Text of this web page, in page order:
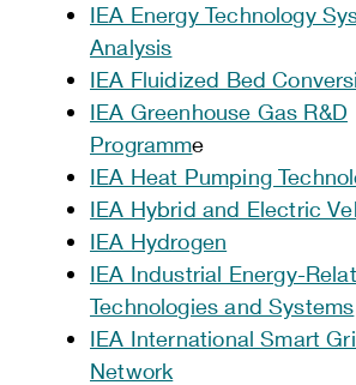
IEA Energy Technology
Analysis
IEA Fluidized Bed
IEA Greenhouse Gas R&D
Programme
IEA Heat Pumping
IEA Hybrid and Electric
IEA Hydrogen
IEA Industrial Energy-
Technologies and Systems
IEA International Smart
Network